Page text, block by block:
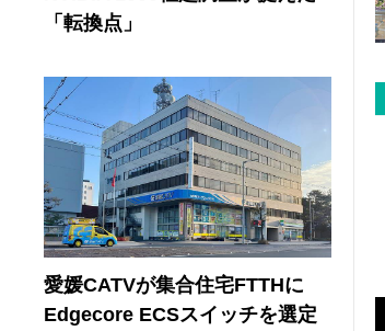
「転換点」
愛媛CATVが集合住宅FTTHに
Edgecore ECSスイッチを選定